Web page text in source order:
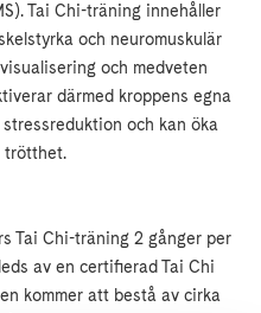
Tai Chi-träning innehåller
och neuromuskulär
och medveten
därmed kroppens egna
och kan öka
trötthet.
Tai Chi-träning 2 gånger per
av en certifierad Tai Chi
kommer att bestå av cirka